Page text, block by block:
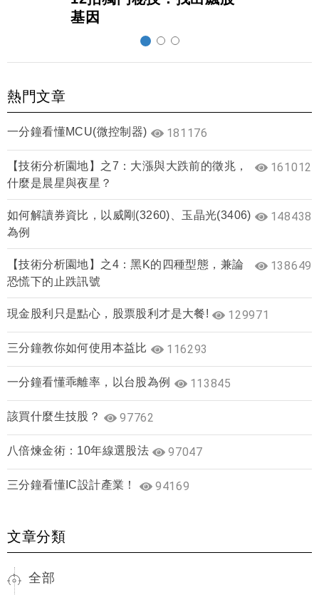
基因
熱門文章
一分鐘看懂MCU(微控制器) 181176
【技術分析園地】之7：大漲與大跌前的徵兆，
什麼是晨星與夜星？
161012
如何解讀券資比，以威剛(3260)、玉晶光(3406)
為例
148438
【技術分析園地】之4：黑K的四種型態，兼論
恐慌下的止跌訊號
138649
現金股利只是點心，股票股利才是大餐! 129971
三分鐘教你如何使用本益比 116293
一分鐘看懂乖離率，以台股為例 113845
該買什麼生技股？ 97762
八倍煉金術：10年線選股法 97047
三分鐘看懂IC設計產業！ 94169
文章分類
全部